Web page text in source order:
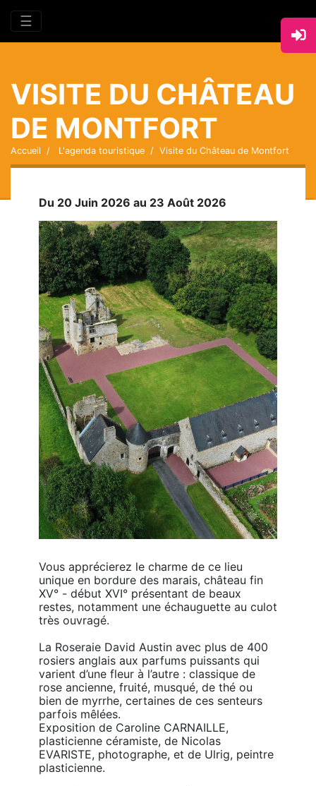
☰
VISITE DU CHÂTEAU
DE MONTFORT
Accueil L'agenda touristique Visite du Château de Montfort
Du 20 Juin 2026 au 23 Août 2026
Vous apprécierez le charme de ce lieu
unique en bordure des marais, château fin
XV° - début XVI° présentant de beaux
restes, notamment une échauguette au culot
très ouvragé.
La Roseraie David Austin avec plus de 400
rosiers anglais aux parfums puissants qui
varient d’une fleur à l’autre : classique de
rose ancienne, fruité, musqué, de thé ou
bien de myrrhe, certaines de ces senteurs
parfois mêlées.
Exposition de Caroline CARNAILLE,
plasticienne céramiste, de Nicolas
EVARISTE, photographe, et de Ulrig, peintre
plasticienne.